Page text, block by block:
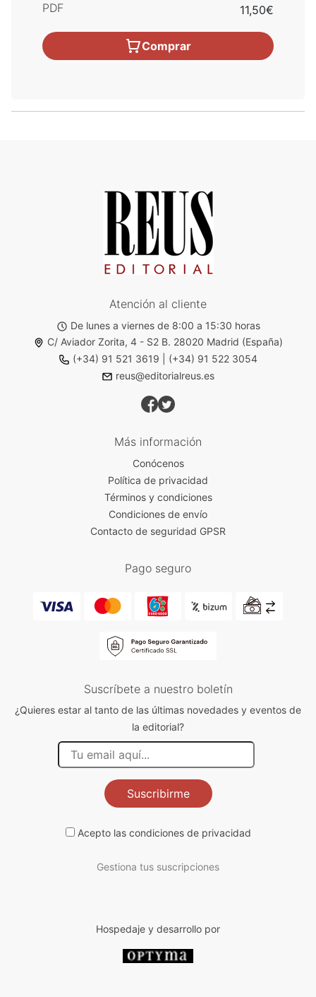
PDF 11,50€
Comprar
Atención al cliente
De lunes a viernes de 8:00 a 15:30 horas
C/ Aviador Zorita, 4 - S2 B. 28020 Madrid (España)
(+34) 91 521 3619
(+34) 91 522 3054
reus@editorialreus.es
Más información
Conócenos
Política de privacidad
Términos y condiciones
Condiciones de envío
Contacto de seguridad GPSR
Pago seguro
Suscríbete a nuestro boletín
¿Quieres estar al tanto de las últimas novedades y eventos de
la editorial?
Suscribirme
Acepto las condiciones de privacidad
Gestiona tus suscripciones
Hospedaje y desarrollo por